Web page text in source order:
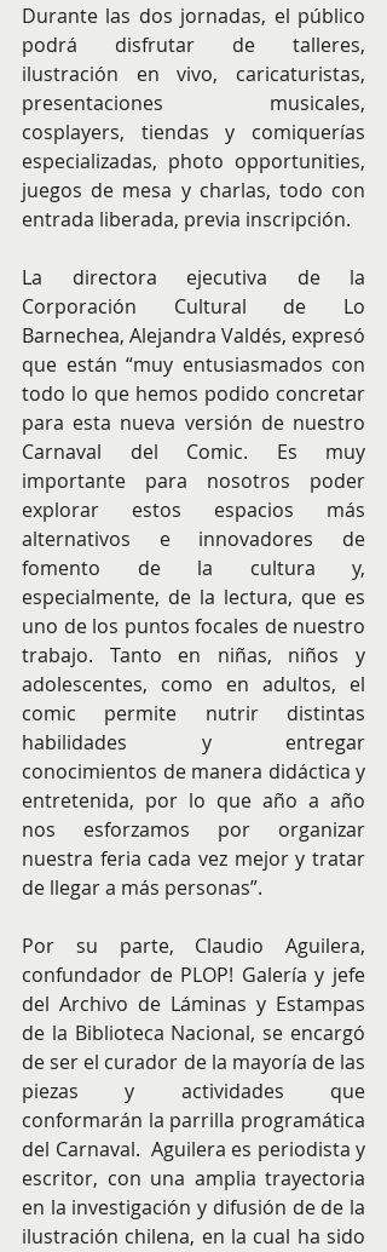
Durante las dos jornadas, el público
podrá disfrutar de talleres,
ilustración en vivo, caricaturistas,
presentaciones musicales,
cosplayers, tiendas y comiquerías
especializadas, photo opportunities,
juegos de mesa y charlas, todo con
entrada liberada, previa inscripción.
La directora ejecutiva de la
Corporación Cultural de Lo
Barnechea, Alejandra Valdés, expresó
que están “muy entusiasmados con
todo lo que hemos podido concretar
para esta nueva versión de nuestro
Carnaval del Comic. Es muy
importante para nosotros poder
explorar estos espacios más
alternativos e innovadores de
fomento de la cultura y,
especialmente, de la lectura, que es
uno de los puntos focales de nuestro
trabajo. Tanto en niñas, niños y
adolescentes, como en adultos, el
comic permite nutrir distintas
habilidades y entregar
conocimientos de manera didáctica y
entretenida, por lo que año a año
nos esforzamos por organizar
nuestra feria cada vez mejor y tratar
de llegar a más personas”.
Por su parte, Claudio Aguilera,
confundador de PLOP! Galería y jefe
del Archivo de Láminas y Estampas
de la Biblioteca Nacional, se encargó
de ser el curador de la mayoría de las
piezas y actividades que
conformarán la parrilla programática
del Carnaval.  Aguilera es periodista y
escritor, con una amplia trayectoria
en la investigación y difusión de de la
ilustración chilena, en la cual ha sido